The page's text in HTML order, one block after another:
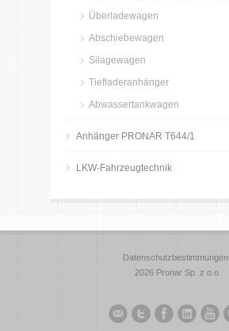
Überladewagen
Abschiebewagen
Silagewagen
Tiefladeranhänger
Abwassertankwagen
Anhänger PRONAR T644/1
LKW-Fahrzeugtechnik
Datenschutzbestimmungen
2026 Pronar Sp. z o.o.